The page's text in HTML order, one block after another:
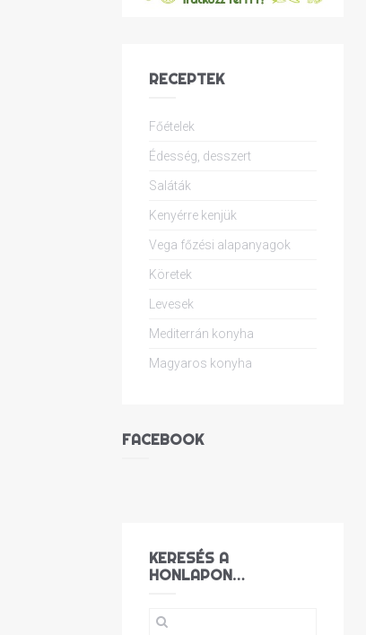
RECEPTEK
Főételek
Édesség, desszert
Saláták
Kenyérre kenjük
Vega főzési alapanyagok
Köretek
Levesek
Mediterrán konyha
Magyaros konyha
FACEBOOK
KERESÉS A
HONLAPON…